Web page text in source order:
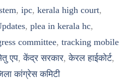
, ipc, kerala high court,
, plea in kerala hc,
committee, tracking mobile
एप,केंद्र सरकार,केरल हाईकोर्ट,
कांग्रेस कमिटी